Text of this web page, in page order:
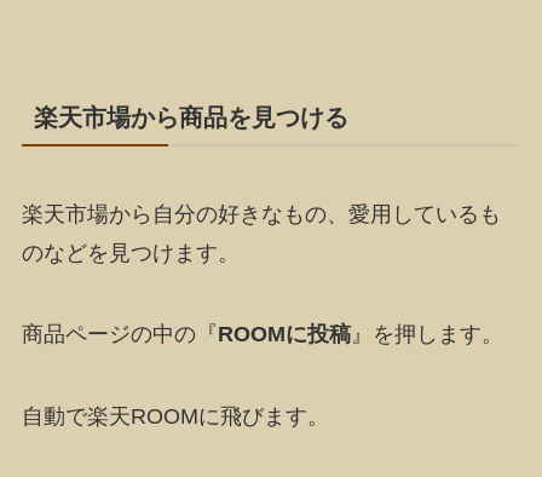
楽天市場から商品を見つける
楽天市場から自分の好きなもの、愛用しているも
のなどを見つけます。
商品ページの中の『ROOMに投稿』を押します。
自動で楽天ROOMに飛びます。